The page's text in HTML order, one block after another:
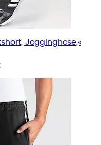
Jogginghose,«